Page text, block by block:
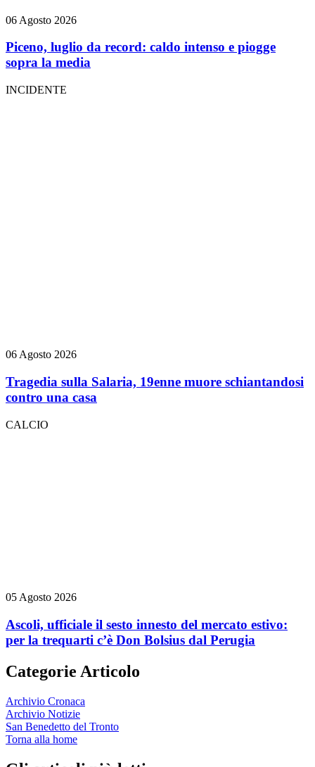
06 Agosto 2026
Piceno, luglio da record: caldo intenso e piogge
sopra la media
INCIDENTE
06 Agosto 2026
Tragedia sulla Salaria, 19enne muore schiantandosi
contro una casa
CALCIO
05 Agosto 2026
Ascoli, ufficiale il sesto innesto del mercato estivo:
per la trequarti c’è Don Bolsius dal Perugia
Categorie Articolo
Archivio Cronaca
Archivio Notizie
San Benedetto del Tronto
Torna alla home